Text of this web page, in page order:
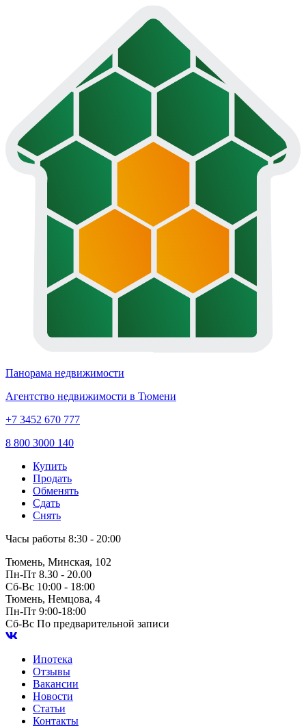
Панорама недвижимости
Агентство недвижимости в Тюмени
+7 3452 670 777
8 800 3000 140
Купить
Продать
Обменять
Сдать
Снять
Часы работы 8:30 - 20:00
Тюмень, Минская, 102
Пн-Пт 8.30 - 20.00
Сб-Вс 10:00 - 18:00
Тюмень, Немцова, 4
Пн-Пт 9:00-18:00
Сб-Вс По предварительной записи
Ипотека
Отзывы
Вакансии
Новости
Статьи
Контакты